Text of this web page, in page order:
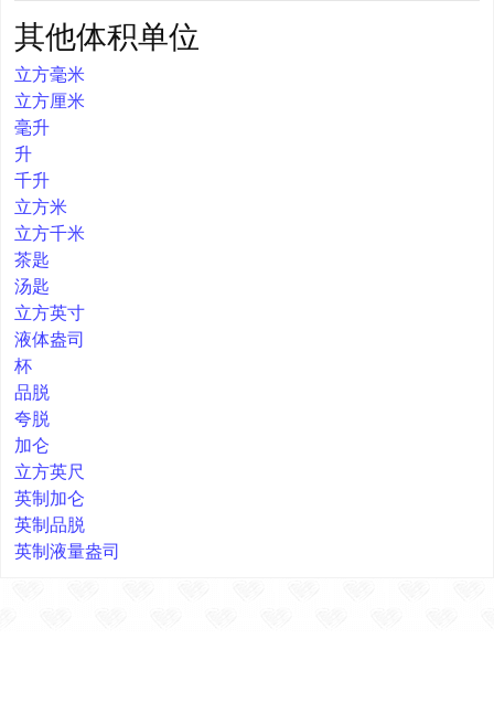
其他体积单位
立方毫米
立方厘米
毫升
升
千升
立方米
立方千米
茶匙
汤匙
立方英寸
液体盎司
杯
品脱
夸脱
加仑
立方英尺
英制加仑
英制品脱
英制液量盎司